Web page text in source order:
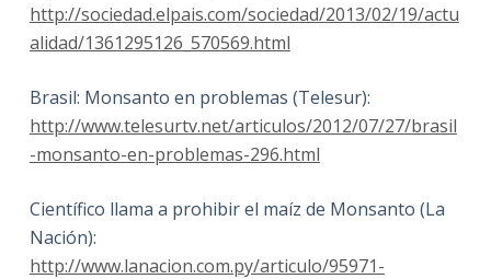
http://sociedad.elpais.com/sociedad/2013/02/19/actu
alidad/1361295126_570569.html
Brasil: Monsanto en problemas (Telesur):
http://www.telesurtv.net/articulos/2012/07/27/brasil
-monsanto-en-problemas-296.html
Científico llama a prohibir el maíz de Monsanto (La
Nación):
http://www.lanacion.com.py/articulo/95971-